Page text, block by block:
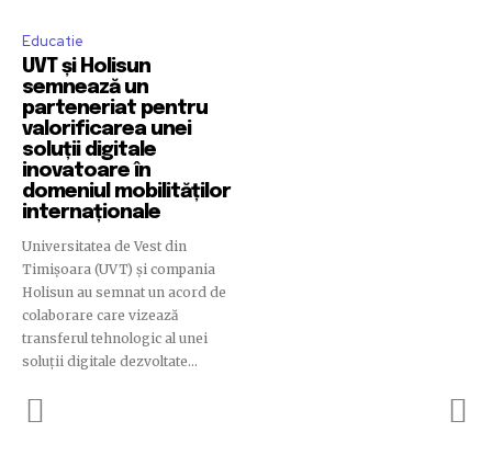
Educatie
UVT și Holisun
semnează un
parteneriat pentru
valorificarea unei
soluții digitale
inovatoare în
domeniul mobilităților
internaționale
Universitatea de Vest din
Timișoara (UVT) și compania
Holisun au semnat un acord de
colaborare care vizează
transferul tehnologic al unei
soluții digitale dezvoltate...